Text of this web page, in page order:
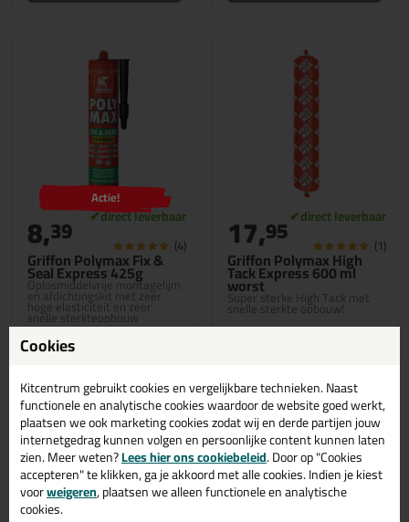
Griffon Polymax Fix &
Seal Express 425g
Oplosmiddelvrije montagelijm
en afdichtingskit met zeer
hoge elasticiteit en zeer
snelle sterkteopbouw
Actie!
8,39 (4)
Bekijken
Griffon Polymax High
Tack Express 600 ml
worst
Super sterke High Tack met
snelle sterkte opbouw!
17,95 (1)
Bekijken
Cookies
Kitcentrum gebruikt cookies en vergelijkbare technieken. Naast
functionele en analytische cookies waardoor de website goed werkt,
plaatsen we ook marketing cookies zodat wij en derde partijen jouw
internetgedrag kunnen volgen en persoonlijke content kunnen laten
zien. Meer weten?Lees hier ons cookiebeleid. Door op "Cookies
accepteren" te klikken, ga je akkoord met alle cookies. Indien je kiest
voorweigeren, plaatsen we alleen functionele en analytische
cookies.